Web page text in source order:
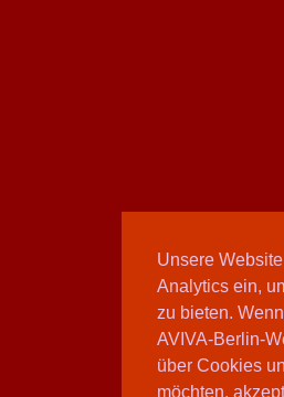
Unsere
Analytics ein,
zu bieten.
AVIVA-Berlin-
über Cookies
möchten,